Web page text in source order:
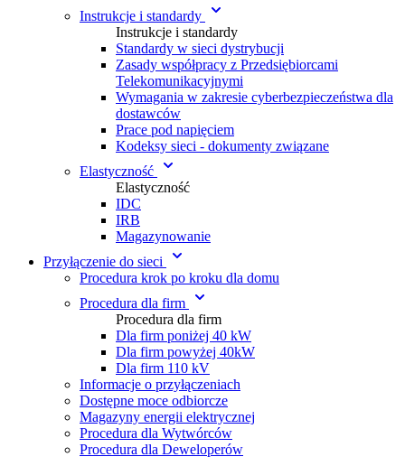
Instrukcje i standardy
Instrukcje i standardy
Standardy w sieci dystrybucji
Zasady współpracy z Przedsiębiorcami
Telekomunikacyjnymi
Wymagania w zakresie cyberbezpieczeństwa dla
dostawców
Prace pod napięciem
Kodeksy sieci - dokumenty związane
Elastyczność
Elastyczność
IDC
IRB
Magazynowanie
Przyłączenie do sieci
Procedura krok po kroku dla domu
Procedura dla firm
Procedura dla firm
Dla firm poniżej 40 kW
Dla firm powyżej 40kW
Dla firm 110 kV
Informacje o przyłączeniach
Dostępne moce odbiorcze
Magazyny energii elektrycznej
Procedura dla Wytwórc ów
Procedura dla Deweloperów